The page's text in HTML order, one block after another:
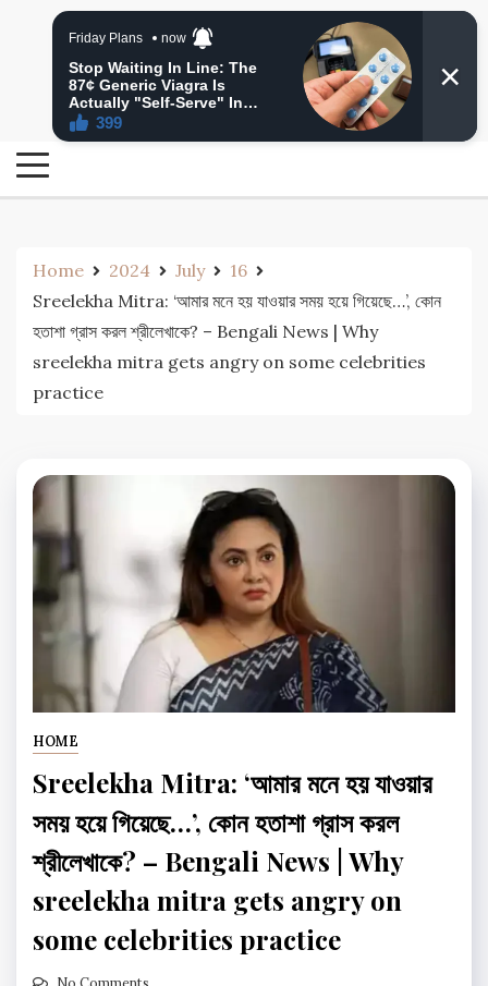
24 Ghanta Bangla News
24 Ghanta Bengali News
Home 2024 July
16
Sreelekha Mitra: ‘আমার মনে হয় যাওয়ার সময় হয়ে গিয়েছে…’, কোন
হতাশা গ্রাস করল শ্রীলেখাকে? – Bengali News | Why
sreelekha mitra gets angry on some celebrities
practice
HOME
Sreelekha Mitra: ‘আমার মনে হয় যাওয়ার
সময় হয়ে গিয়েছে…’, কোন হতাশা গ্রাস করল
শ্রীলেখাকে? – Bengali News | Why
sreelekha mitra gets angry on
some celebrities practice